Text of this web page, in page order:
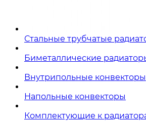
Стальные трубчатые
Биметаллические
Внутрипольные конвекторы
Напольные конвекторы
Комплектующие к